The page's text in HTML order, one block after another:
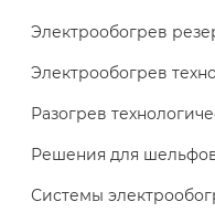
Электрообогрев
Электрообогрев
Разогрев
Решения для
Системы